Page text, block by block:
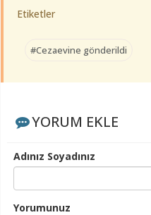
Etiketler
#Cezaevine gönderildi
YORUM EKLE
Adınız Soyadınız
Yorumunuz